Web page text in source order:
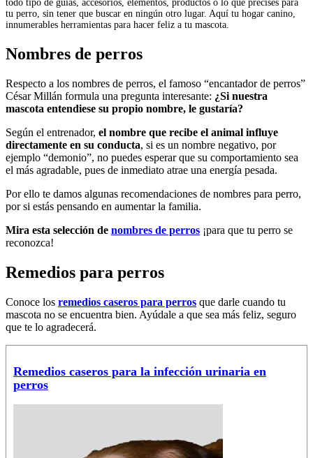
todo tipo de guías, accesorios, elementos, productos o lo que precises para
tu perro, sin tener que buscar en ningún otro lugar. Aquí tu hogar canino,
innumerables herramientas para hacer feliz a tu mascota.
Nombres de perros
Respecto a los nombres de perros, el famoso “encantador de perros”
César Millán formula una pregunta interesante: ¿Si nuestra
mascota entendiese su propio nombre, le gustaría?
Según el entrenador, el nombre que recibe el animal influye
directamente en su conducta, si es un nombre negativo, por
ejemplo “demonio”, no puedes esperar que su comportamiento sea
el más agradable, pues de inmediato atrae una energía pesada.
Por ello te damos algunas recomendaciones de nombres para perro,
por si estás pensando en aumentar la familia.
Mira esta selección de nombres de perros ¡para que tu perro se
reconozca!
Remedios para perros
Conoce los remedios caseros para perros que darle cuando tu
mascota no se encuentra bien. Ayúdale a que sea más feliz, seguro
que te lo agradecerá.
Remedios caseros para la infección urinaria en
perros